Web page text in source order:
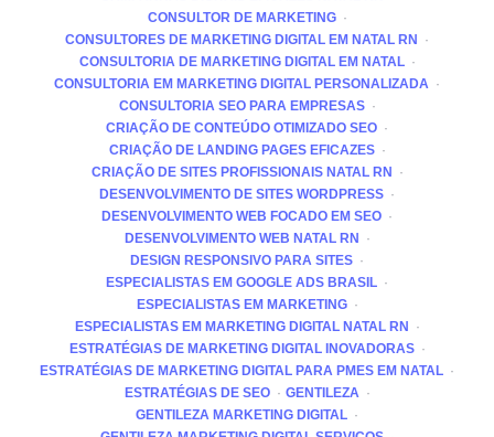
CONSULTOR DE MARKETING
CONSULTORES DE MARKETING DIGITAL EM NATAL RN
CONSULTORIA DE MARKETING DIGITAL EM NATAL
CONSULTORIA EM MARKETING DIGITAL PERSONALIZADA
CONSULTORIA SEO PARA EMPRESAS
CRIAÇÃO DE CONTEÚDO OTIMIZADO SEO
CRIAÇÃO DE LANDING PAGES EFICAZES
CRIAÇÃO DE SITES PROFISSIONAIS NATAL RN
DESENVOLVIMENTO DE SITES WORDPRESS
DESENVOLVIMENTO WEB FOCADO EM SEO
DESENVOLVIMENTO WEB NATAL RN
DESIGN RESPONSIVO PARA SITES
ESPECIALISTAS EM GOOGLE ADS BRASIL
ESPECIALISTAS EM MARKETING
ESPECIALISTAS EM MARKETING DIGITAL NATAL RN
ESTRATÉGIAS DE MARKETING DIGITAL INOVADORAS
ESTRATÉGIAS DE MARKETING DIGITAL PARA PMES EM NATAL
ESTRATÉGIAS DE SEO
GENTILEZA
GENTILEZA MARKETING DIGITAL